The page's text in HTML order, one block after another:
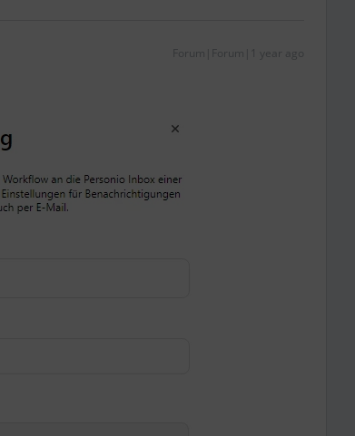
Forum|Forum|1 year ago